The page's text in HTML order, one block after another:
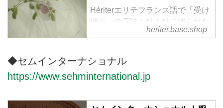
Hériterエリテフランス語で「受け
継ぐ」の意味１針１針に綴られた
記憶と技術を未来に受け継ぐ余韻
間をかけて関わる全ての人々の試
行錯誤でできています。時代と共
に、手仕事や技術が衰退しつつあ
ができ、長く愛する事のできる物
heriter.base.shop
◆セムインターナショナル
https://www.sehminternational.jp